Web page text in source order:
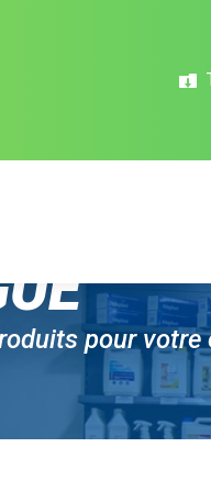
pour votre